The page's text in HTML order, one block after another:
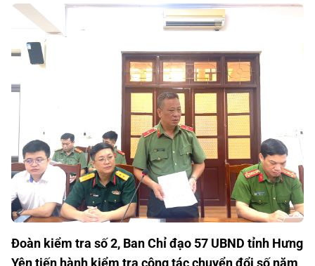
Đoàn kiểm tra số 2, Ban Chỉ đạo 57 UBND tỉnh Hưng
Yên tiến hành kiểm tra công tác chuyển đổi số năm